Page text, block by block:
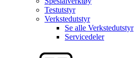
Testutstyr
Verkstedutstyr
Se alle Verkstedutstyr
Servicedeler